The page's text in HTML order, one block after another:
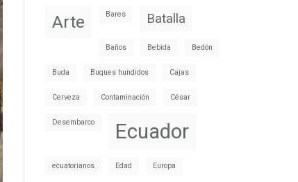
Arte Bares Batalla
Baños Bebida Bedón
Buda Buques hundidos Cajas
Cerveza Contaminación César
Desembarco Ecuador
ecuatorianos Edad Europa